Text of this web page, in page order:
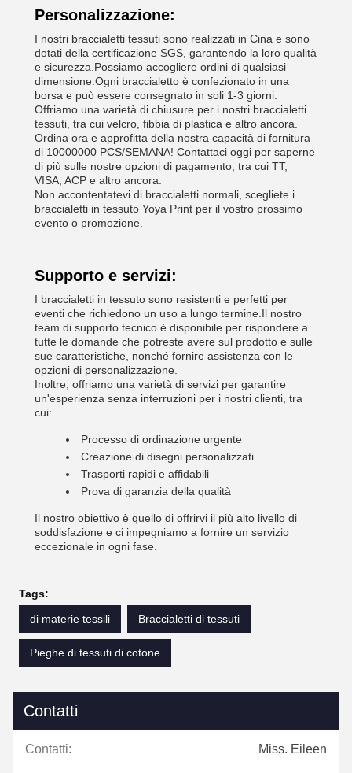
Personalizzazione:
I nostri braccialetti tessuti sono realizzati in Cina e sono
dotati della certificazione SGS, garantendo la loro qualità
e sicurezza.Possiamo accogliere ordini di qualsiasi
dimensione.Ogni braccialetto è confezionato in una
borsa e può essere consegnato in soli 1-3 giorni.
Offriamo una varietà di chiusure per i nostri braccialetti
tessuti, tra cui velcro, fibbia di plastica e altro ancora.
Ordina ora e approfitta della nostra capacità di fornitura
di 10000000 PCS/SEMANA! Contattaci oggi per saperne
di più sulle nostre opzioni di pagamento, tra cui TT,
VISA, ACP e altro ancora.
Non accontentatevi di braccialetti normali, scegliete i
braccialetti in tessuto Yoya Print per il vostro prossimo
evento o promozione.
Supporto e servizi:
I braccialetti in tessuto sono resistenti e perfetti per
eventi che richiedono un uso a lungo termine.Il nostro
team di supporto tecnico è disponibile per rispondere a
tutte le domande che potreste avere sul prodotto e sulle
sue caratteristiche, nonché fornire assistenza con le
opzioni di personalizzazione.
Inoltre, offriamo una varietà di servizi per garantire
un'esperienza senza interruzioni per i nostri clienti, tra
cui:
Processo di ordinazione urgente
Creazione di disegni personalizzati
Trasporti rapidi e affidabili
Prova di garanzia della qualità
Il nostro obiettivo è quello di offrirvi il più alto livello di
soddisfazione e ci impegniamo a fornire un servizio
eccezionale in ogni fase.
Tags:
di materie tessili
Braccialetti di tessuti
Pieghe di tessuti di cotone
Contatti
Contatti: Miss. Eileen